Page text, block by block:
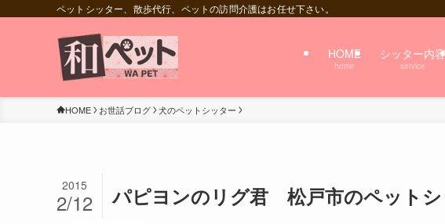
ペットシッター、散歩代行、ペットの訪問介護はお任せ下さい。
HOME
home
シッター内容
service
HOME お世話ブログ 犬のペットシッター
パピヨンのリグ君 松戸市のペット
2015
2/12